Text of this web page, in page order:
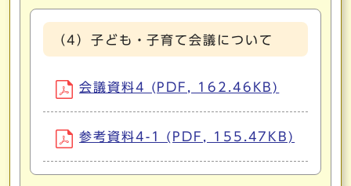
（4）子ども・子育て会議について
会議資料4 (PDF, 162.46KB)
参考資料4-1 (PDF, 155.47KB)